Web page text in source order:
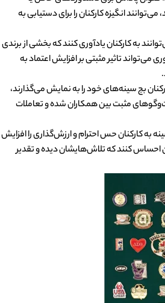
انگیزه کارکنان را برای دستیابی به
به کارکنان یادآوری کنند که بخشی از برندی
می‌تواند تاثیر مثبتی بر افزایش اعتماد به
بج سینه‌های خود را به نمایش می‌گذارند،
مثبت بین همکاران شده و تعاملات
به کارکنان حس احترام و ارزش‌گذاری را افزایش
کنند که تلاش‌هایشان دیده و تقدیر